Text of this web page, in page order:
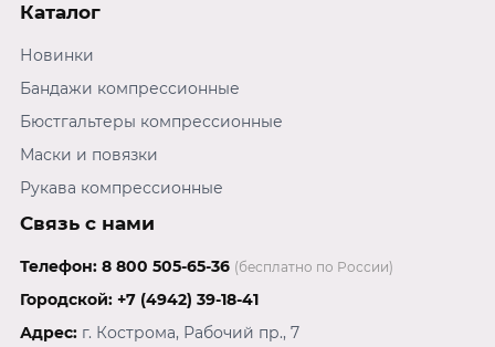
Каталог
Новинки
Бандажи компрессионные
Бюстгальтеры компрессионные
Маски и повязки
Рукава компрессионные
Связь с нами
Телефон: 8 800 505-65-36 (бесплатно по России)
Городской: +7 (4942) 39-18-41
Адрес: г. Кострома, Рабочий пр., 7